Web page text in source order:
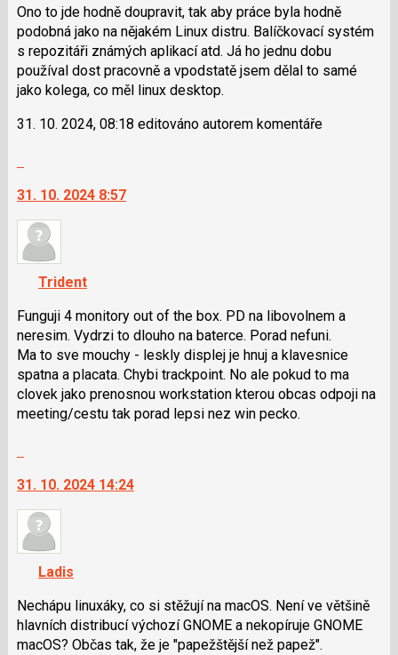
použít
i
klávesy
N
pro
a
předchozí
nový
názor
Ono to jde hodně doupravit, tak aby práce byla hodně
podobná jako na nějakém Linux distru. Balíčkovací systém
s repozitáři známých aplikací atd. Já ho jednu dobu
používal dost pracovně a vpodstatě jsem dělal to samé
jako kolega, co měl linux desktop.
31. 10. 2024, 08:18 editováno autorem komentáře
další
nový
názor.
navigaci
lze
použít
i
klávesy
N
pro
následující
předchozí
nový
názor
31. 10. 2024 8:57
Trident
Funguji 4 monitory out of the box. PD na libovolnem a
neresim. Vydrzi to dlouho na baterce. Porad nefuni.
Ma to sve mouchy - leskly displej je hnuj a klavesnice
spatna a placata. Chybi trackpoint. No ale pokud to ma
clovek jako prenosnou workstation kterou obcas odpoji na
meeting/cestu tak porad lepsi nez win pecko.
další
nový
názor.
navigaci
lze
použít
i
klávesy
31. 10. 2024 14:24
Ladis
Nechápu linuxáky, co si stěžují na macOS. Není ve většině
hlavních distribucí výchozí GNOME a nekopíruje GNOME
macOS? Občas tak, že je "papežštější než papež".